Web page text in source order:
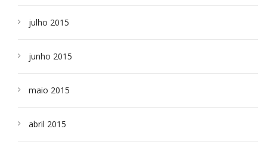
julho 2015
junho 2015
maio 2015
abril 2015